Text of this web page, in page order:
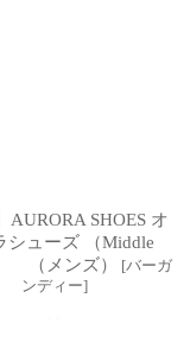
AURORA SHOES オ
シューズ （Middle
（メンズ）
[バーガ
ンディー]